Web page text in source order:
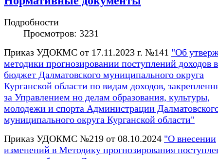
Подробности
Просмотров: 3231
Приказ УДОКМС от 17.11.2023 г. №141 "Об
методики прогнозировании поступлений доходов в
бюджет Далматовского муниципального округа
Курганской области по видам доходов,
за Управлением но делам образования, культуры,
молодежи и спорта Администрации
муниципального округа Курганской области"
Приказ УДОКМС №219 от 08.10.2024 "О внесении
изменений в Методику прогнозирования